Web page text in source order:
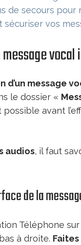
de secours
sécuriser vos
d’un message
le dossier «
avant
audios, il faut
de la
Téléphone
à droite. Faites